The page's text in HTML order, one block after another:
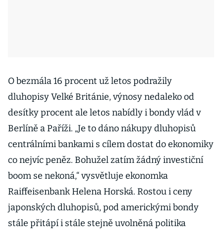
O bezmála 16 procent už letos podražily
dluhopisy Velké Británie, výnosy nedaleko od
desítky procent ale letos nabídly i bondy vlád v
Berlíně a Paříži. „Je to dáno nákupy dluhopisů
centrálními bankami s cílem dostat do ekonomiky
co nejvíc peněz. Bohužel zatím žádný investiční
boom se nekoná,“ vysvětluje ekonomka
Raiffeisenbank Helena Horská. Rostou i ceny
japonských dluhopisů, pod americkými bondy
stále přitápí i stále stejně uvolněná politika